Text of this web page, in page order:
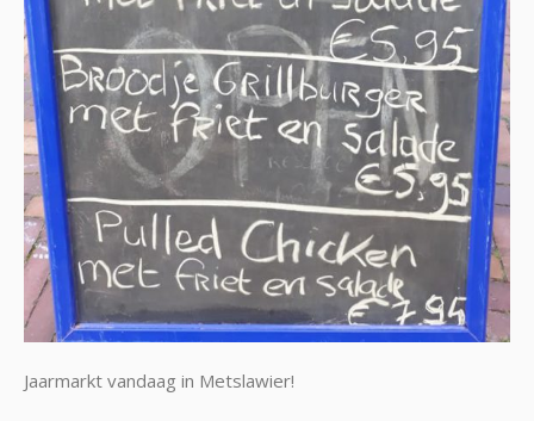
Jaarmarkt vandaag in Metslawier!